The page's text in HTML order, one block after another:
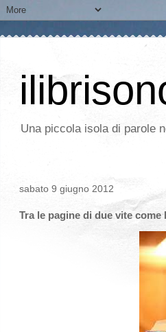
Una piccola isola di parole
sabato 9 giugno 2012
Tra le pagine di due vite come